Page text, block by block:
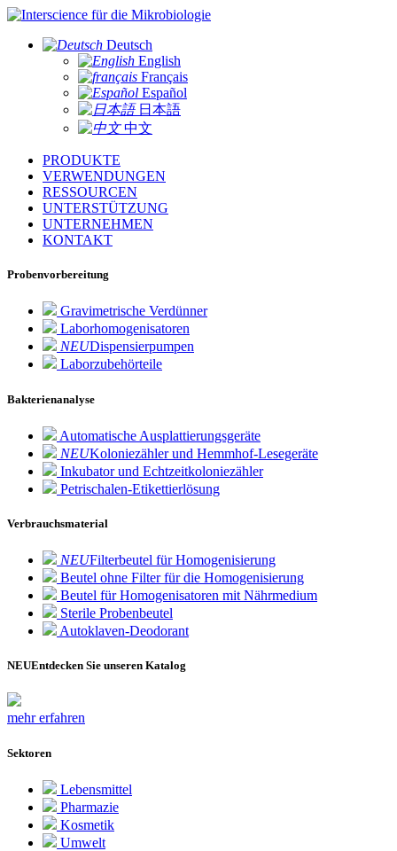
für die Mikrobiologie
Deutsch
English
Français
Español
日本語
中文
PRODUKTE
VERWENDUNGEN
RESSOURCEN
UNTERSTÜTZUNG
UNTERNEHMEN
KONTAKT
Probenvorbereitung
Gravimetrische Verdünner
Laborhomogenisatoren
NEUDispensierpumpen
Laborzubehörteile
Bakterienanalyse
Automatische Ausplattierungsgeräte
NEUKoloniezähler und Hemmhof-Lesegeräte
Inkubator und Echtzeitkoloniezähler
Petrischalen-Etikettierlösung
Verbrauchsmaterial
NEUFilterbeutel für Homogenisierung
Beutel ohne Filter für die Homogenisierung
Beutel für Homogenisatoren mit Nährmedium
Sterile Probenbeutel
Autoklaven-Deodorant
NEUEntdecken Sie unseren Katalog
mehr erfahren
Sektoren
Lebensmittel
Pharmazie
Kosmetik
Umwelt